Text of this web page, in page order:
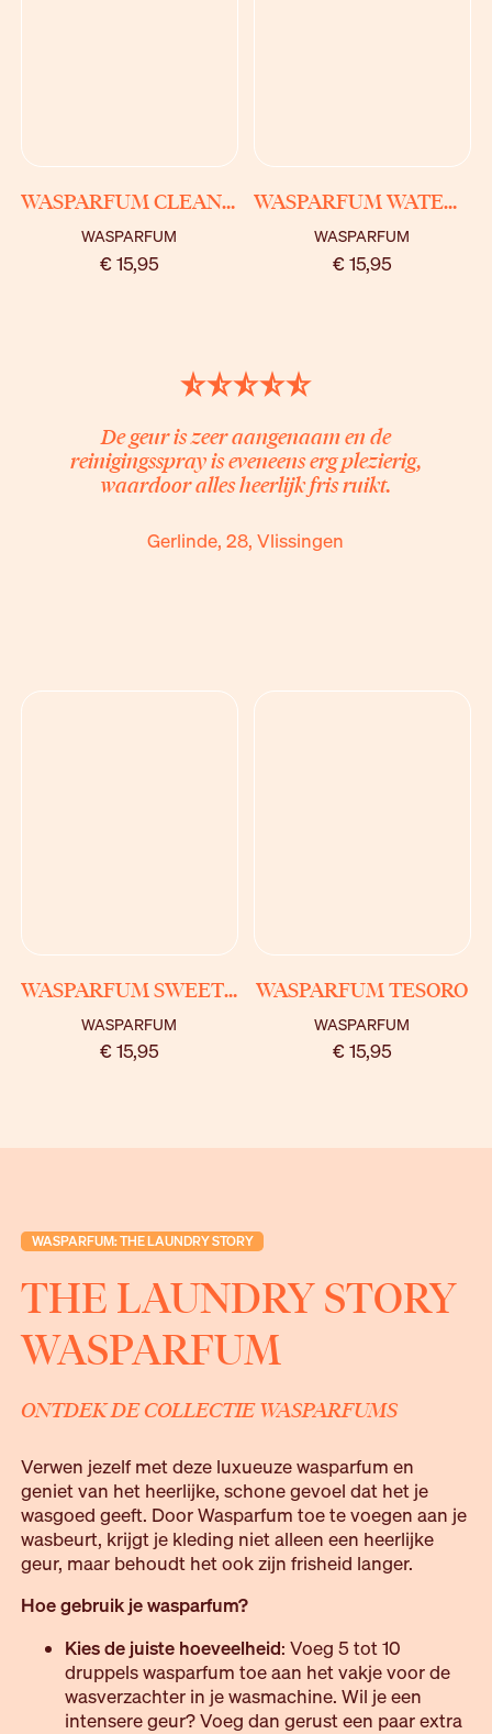
WASPARFUM
€ 15,95
WASPARFUM CLEANING FAIRY
WASPARFUM
€ 15,95
WASPARFUM WATER LILY
De geur is zeer aangenaam en de
reinigingsspray is eveneens erg plezierig,
waardoor alles heerlijk fris ruikt.
Gerlinde, 28, Vlissingen
WASPARFUM
€ 15,95
WASPARFUM SWEET BABY
WASPARFUM
€ 15,95
WASPARFUM TESORO
WASPARFUM: THE LAUNDRY STORY
THE LAUNDRY STORY
WASPARFUM
ONTDEK DE COLLECTIE WASPARFUMS
Verwen jezelf met deze luxueuze wasparfum en
geniet van het heerlijke, schone gevoel dat het je
wasgoed geeft. Door Wasparfum toe te voegen aan je
wasbeurt, krijgt je kleding niet alleen een heerlijke
geur, maar behoudt het ook zijn frisheid langer.
Hoe gebruik je wasparfum?
Kies de juiste hoeveelheid: Voeg 5 tot 10
druppels wasparfum toe aan het vakje voor de
wasverzachter in je wasmachine. Wil je een
intensere geur? Voeg dan gerust een paar extra